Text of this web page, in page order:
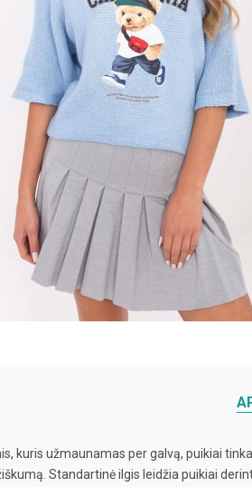
kuris užmaunamas per galvą, puikiai
Standartinė ilgis leidžia puikiai